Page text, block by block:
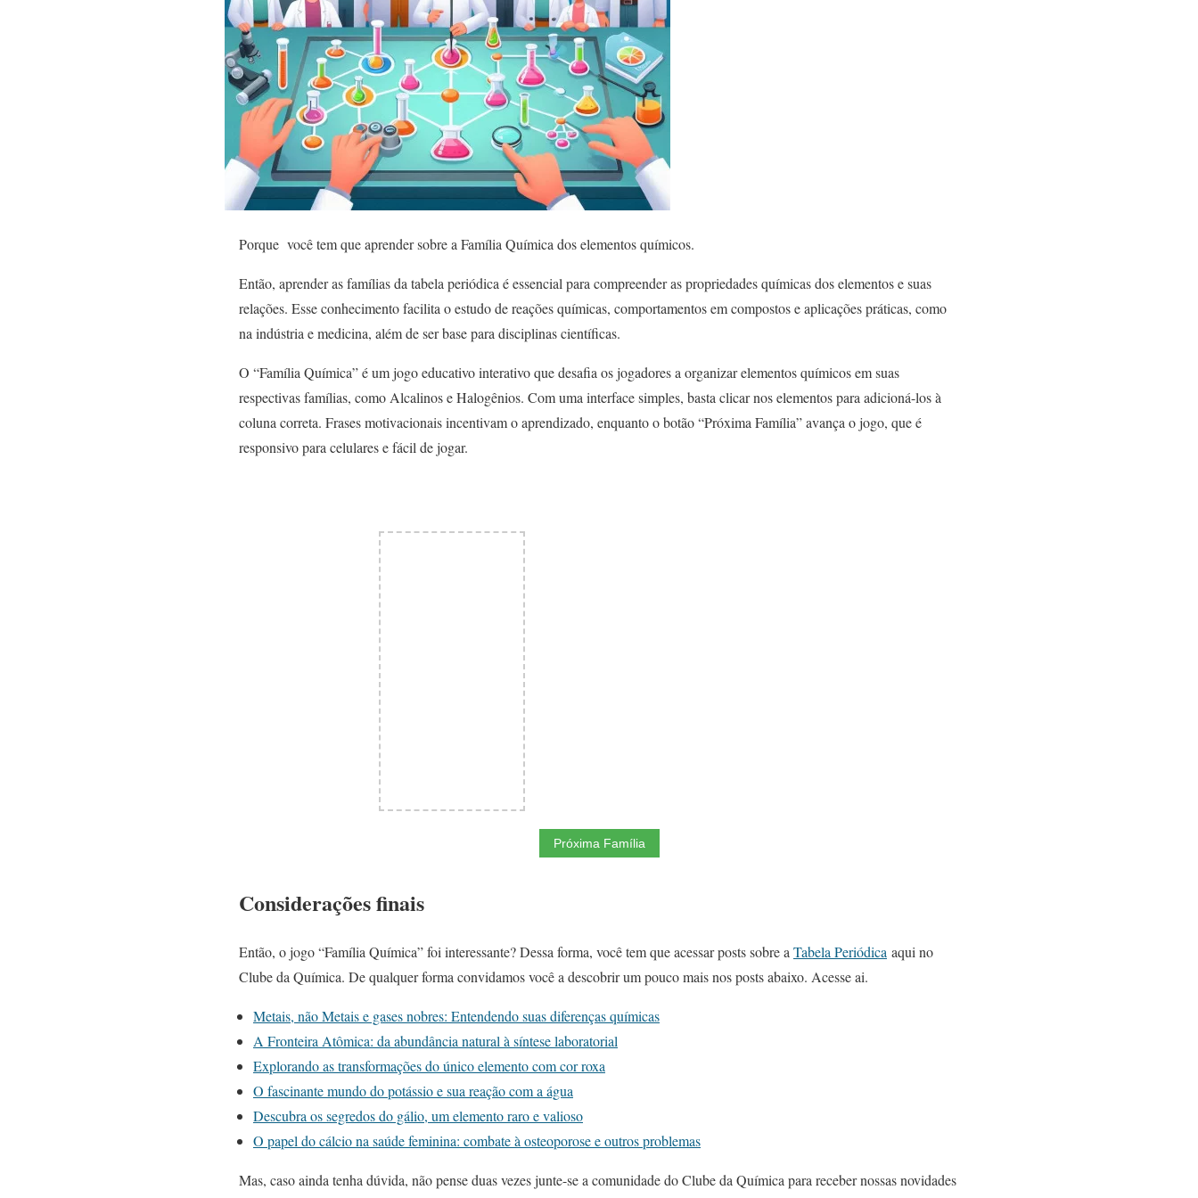
Porque você tem que aprender sobre a Família Química dos elementos químicos.
Então, aprender as famílias da tabela periódica é essencial para compreender as propriedades químicas dos elementos e suas
relações. Esse conhecimento facilita o estudo de reações químicas, comportamentos em compostos e aplicações práticas, como
na indústria e medicina, além de ser base para disciplinas científicas.
O “Família Química” é um jogo educativo interativo que desafia os jogadores a organizar elementos químicos em suas
respectivas famílias, como Alcalinos e Halogênios. Com uma interface simples, basta clicar nos elementos para adicioná-los à
coluna correta. Frases motivacionais incentivam o aprendizado, enquanto o botão “Próxima Família” avança o jogo, que é
responsivo para celulares e fácil de jogar.
Próxima Família
Considerações finais
Então, o jogo “Família Química” foi interessante? Dessa forma, você tem que acessar posts sobre a Tabela Periódica aqui no
Clube da Química. De qualquer forma convidamos você a descobrir um pouco mais nos posts abaixo. Acesse ai.
Metais, não Metais e gases nobres: Entendendo suas diferenças químicas
A Fronteira Atômica: da abundância natural à síntese laboratorial
Explorando as transformações do único elemento com cor roxa
O fascinante mundo do potássio e sua reação com a água
Descubra os segredos do gálio, um elemento raro e valioso
O papel do cálcio na saúde feminina: combate à osteoporose e outros problemas
Mas, caso ainda tenha dúvida, não pense duas vezes junte-se a comunidade do Clube da Química para receber nossas novidades